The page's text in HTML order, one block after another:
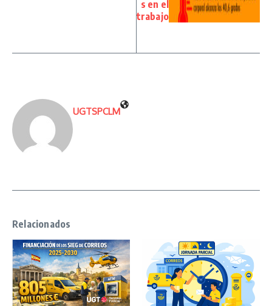
s en el
trabajo
UGTSPCLM
Relacionados